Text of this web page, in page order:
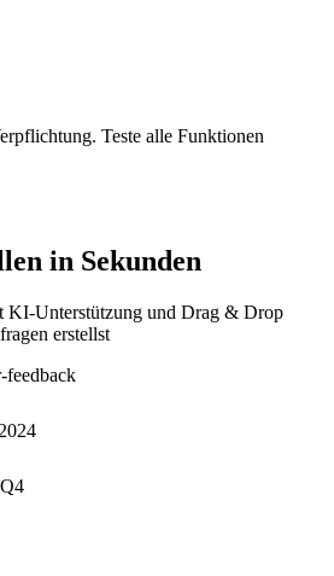
Teste alle Funktionen
in Sekunden
KI-Unterstützung und Drag & Drop
erstellst
feedback